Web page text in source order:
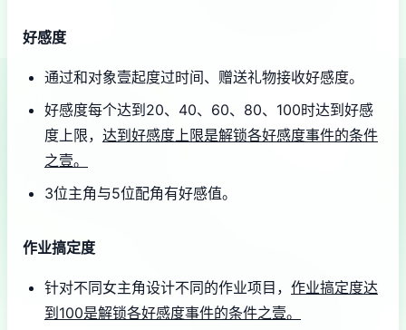
好感度
通过和对象壹起度过时间、赠送礼物接收好感度。
好感度每个达到20、40、60、80、100时达到好感
度上限， 达到好感度上限是解锁各好感度事件的条件
之壹。
3位主角与5位配角有好感值。
作业搞定度
针对不同女主角设计不同的作业项目， 作业搞定度达
到100是解锁各好感度事件的条件之壹。